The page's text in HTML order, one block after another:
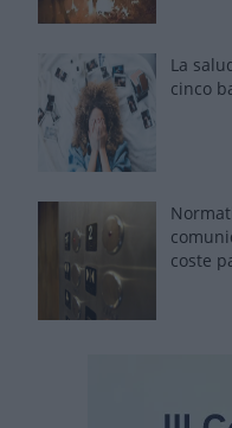
La
cinco
coste